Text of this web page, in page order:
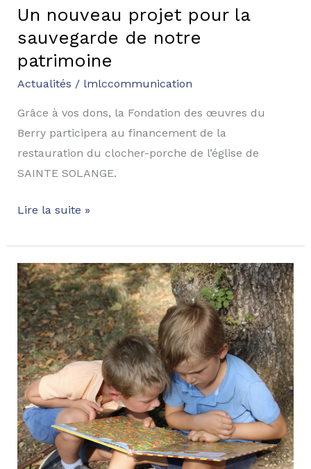
Un nouveau projet pour la
sauvegarde de notre
patrimoine
Actualités / lmlccommunication
Grâce à vos dons, la Fondation des œuvres du
Berry participera au financement de la
restauration du clocher-porche de l’église de
SAINTE SOLANGE.
Lire la suite »
Ouverture
du
Foyer
Jean
Tinturier
à
Bourges
!